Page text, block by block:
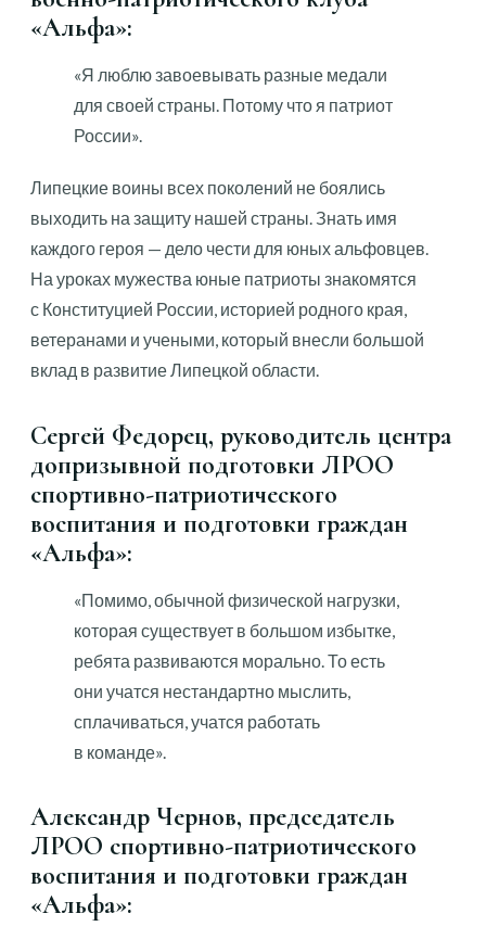
«Альфа»:
«Я люблю завоевывать разные медали
для своей страны. Потому что я патриот
России».
Липецкие воины всех поколений не боялись
выходить на защиту нашей страны. Знать имя
каждого героя — дело чести для юных альфовцев.
На уроках мужества юные патриоты знакомятся
с Конституцией России, историей родного края,
ветеранами и учеными, который внесли большой
вклад в развитие Липецкой области.
Сергей Федорец, руководитель центра
допризывной подготовки ЛРОО
спортивно-патриотического
воспитания и подготовки граждан
«Альфа»:
«Помимо, обычной физической нагрузки,
которая существует в большом избытке,
ребята развиваются морально. То есть
они учатся нестандартно мыслить,
сплачиваться, учатся работать
в команде».
Александр Чернов, председатель
ЛРОО спортивно-патриотического
воспитания и подготовки граждан
«Альфа»: